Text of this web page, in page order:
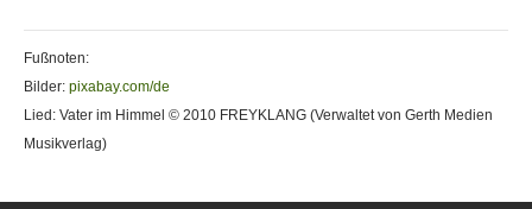
Fußnoten:
Bilder: pixabay.com/de
Lied: Vater im Himmel © 2010 FREYKLANG (Verwaltet von Gerth Medien
Musikverlag)